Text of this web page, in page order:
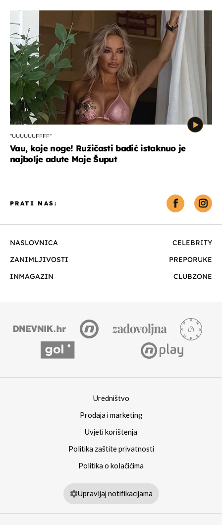
"UUUUUUFFFF"
Vau, koje noge! Ružičasti badić istaknuo je
najbolje adute Maje Šuput
NASLOVNICA
CELEBRITY
ZANIMLJIVOSTI
PREPORUKE
INMAGAZIN
CLUBZONE
PRATI NAS:
Uredništvo
Prodaja i marketing
Uvjeti korištenja
Politika zaštite privatnosti
Politika o kolačićima
Upravljaj notifikacijama